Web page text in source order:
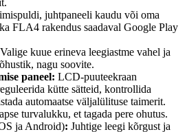
juhtpaneeli kaudu või oma
FLA4 rakendus saadaval Google Play
Valige kuue erineva leegiastme vahel ja
nagu soovite.
paneel: LCD-puuteekraan
kütte sätteid, kontrollida
automaatse väljalülituse taimerit.
turvalukku, et tagada pere ohutus.
ja Android): Juhtige leegi kõrgust ja